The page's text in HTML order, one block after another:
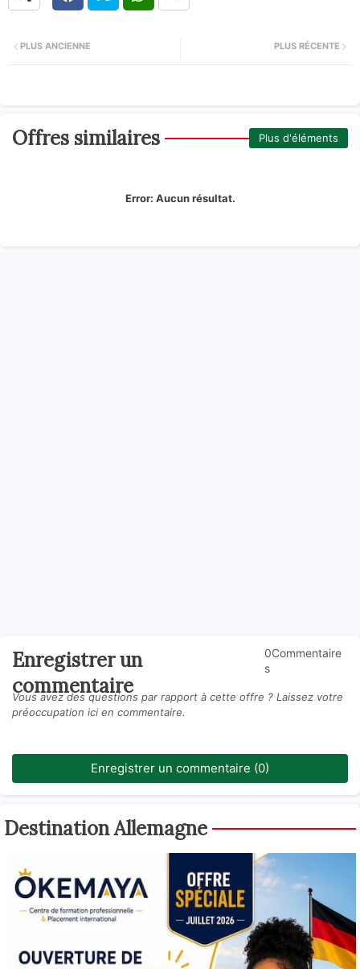
PLUS RÉCENTE
PLUS ANCIENNE
Offres similaires Plus d'éléments
Error: Aucun résultat.
Enregistrer un
commentaire
0Commentaire
s
Vous avez des questions par rapport à cette offre ? Laissez votre
préoccupation ici en commentaire.
Enregistrer un commentaire (0)
Destination Allemagne